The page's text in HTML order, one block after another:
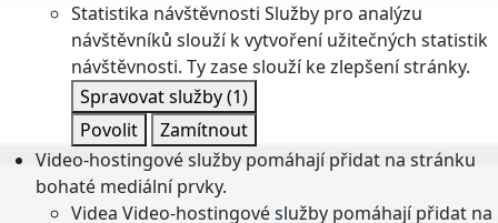
Statistika návštěvnosti Služby pro analýzu
návštěvníků slouží k vytvoření užitečných statistik
návštěvnosti. Ty zase slouží ke zlepšení stránky.
Spravovat služby(1)
Povolit
Zamítnout
Video-hostingové služby pomáhají přidat na stránku
bohaté mediální prvky.
Videa Video-hostingové služby pomáhají přidat na